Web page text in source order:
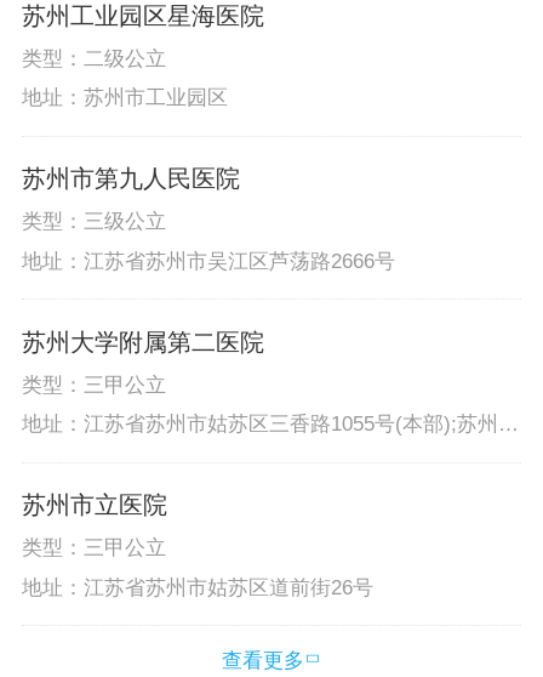
苏州工业园区星海医院
类型：二级公立
地址：苏州市工业园区
苏州市第九人民医院
类型：三级公立
地址：江苏省苏州市吴江区芦荡路2666号
苏州大学附属第二医院
类型：三甲公立
地址：江苏省苏州市姑苏区三香路1055号(本部);苏州市
3、4层(西环路院区)
苏州市立医院
类型：三甲公立
地址：江苏省苏州市姑苏区道前街26号
查看更多